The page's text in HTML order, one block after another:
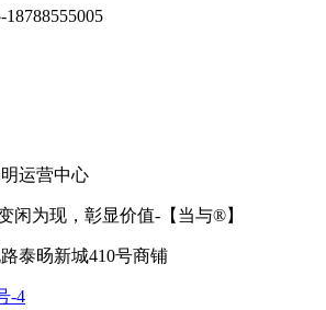
运营中心
闲为现，彰显价值-【当与®】
泰旸新城410号商铺
-4